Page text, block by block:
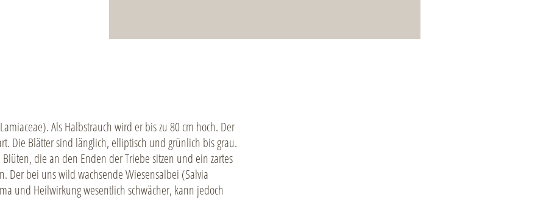
Als Halbstrauch wird er bis zu 80 cm hoch. Der
Die Blätter sind länglich, elliptisch und grünlich bis grau.
die an den Enden der Triebe sitzen und ein zartes
Der bei uns wild wachsende Wiesensalbei (Salvia
und Heilwirkung wesentlich schwächer, kann jedoch